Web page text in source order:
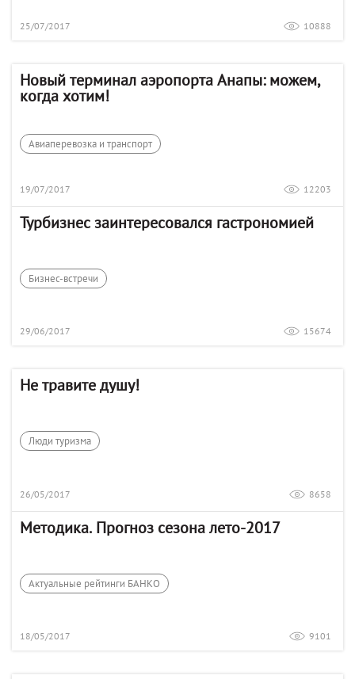
25/07/2017 10888
Новый терминал аэропорта Анапы: можем,
когда хотим!
Авиаперевозка и транспорт
19/07/2017 12203
Турбизнес заинтересовался гастрономией
Бизнес-встречи
29/06/2017 15674
Не травите душу!
Люди туризма
26/05/2017 8658
Методика. Прогноз сезона лето-2017
Актуальные рейтинги БАНКО
18/05/2017 9101